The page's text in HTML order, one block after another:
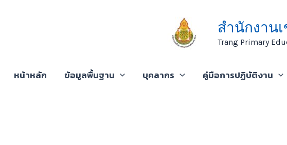
สำนักงาน
Trang Primary
หน้าหลัก ข้อมูลพื้นฐาน บุคลากร คู่มือการปฏิบัติงาน